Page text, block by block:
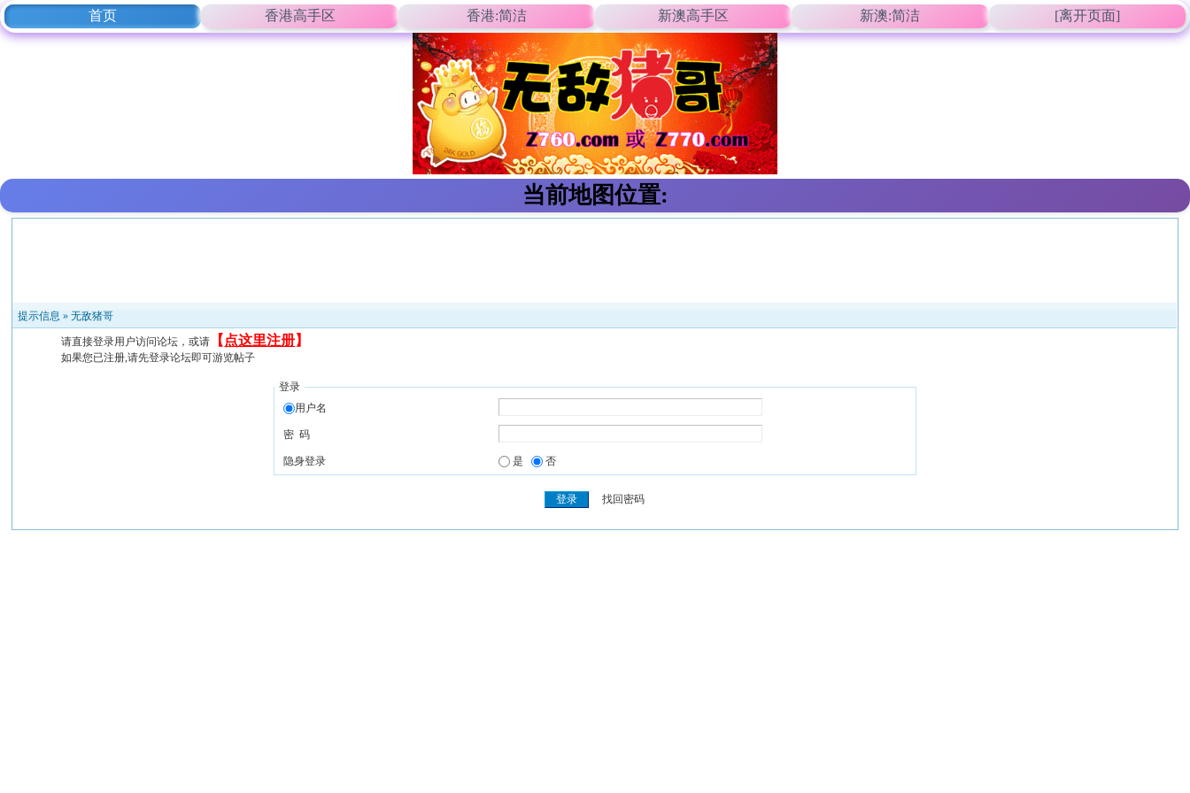
首页 香港高手区 香港:简洁 新澳高手区 新澳:简洁 [离开页面]
当前地图位置:
提示信息 »无敌猪哥
请直接登录用户访问论坛，或请 【 点这里注册】
如果您已注册,请先登录论坛即可游览帖子
登录
用户名
密 码
隐身登录 是 否
找回密码